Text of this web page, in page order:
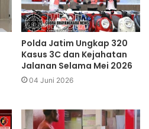
Polda Jatim Ungkap 320
Kasus 3C dan Kejahatan
Jalanan Selama Mei 2026
04 Juni 2026